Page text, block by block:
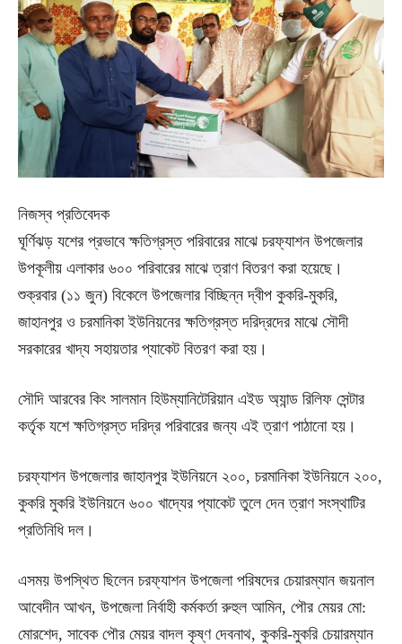
নিজস্ব প্রতিবেদক
ঘূর্ণিঝড় যশের প্রভাবে ক্ষতিগ্রস্ত পরিবারের মাঝে চরফ্যাশন উপজেলার
উপকূলীয় এলাকার ৬০০ পরিবারের মাঝে ত্রাণ বিতরণ করা হয়েছে।
শুক্রবার (১১ জুন) বিকেলে উপজেলার বিচ্ছিন্ন দ্বীপ কুকরি-মুকরি,
জাহানপুর ও চরমানিকা ইউনিয়নের ক্ষতিগ্রস্ত দরিদ্রদের মাঝে সৌদী
সরকারের খাদ্য সহায়তার প্যাকেট বিতরণ করা হয়।
সৌদি আরবের কিং সালমান হিউম্যানিটেরিয়ান এইড অ্যান্ড রিলিফ সেন্টার
কর্তৃক যশে ক্ষতিগ্রস্ত দরিদ্র পরিবারের জন্য এই ত্রাণ পাঠানো হয়।
চরফ্যাশন উপজেলার জাহানপুর ইউনিয়নে ২০০, চরমানিকা ইউনিয়নে ২০০,
কুকরি মুকরি ইউনিয়নে ৬০০ খাদ্যের প্যাকেট তুলে দেন ত্রাণ সংস্থাটির
প্রতিনিধি দল।
এসময় উপস্থিত ছিলেন চরফ্যাশন উপজেলা পরিষদের চেয়ারম্যান জয়নাল
আবেদীন আখন, উপজেলা নির্বাহী কর্মকর্তা রুহুল আমিন, পৌর মেয়র মো:
মোরশেদ, সাবেক পৌর মেয়র বাদল কৃষ্ণ দেবনাথ, কুকরি-মুকরি চেয়ারম্যান